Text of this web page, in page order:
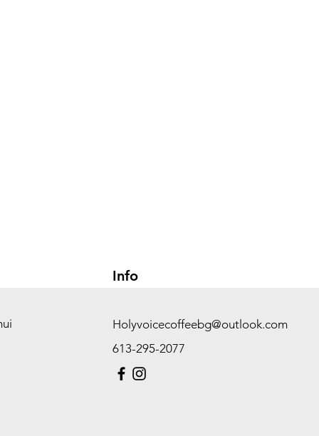
Info
Holyvoicecoffeebg@outlook.com
613-295-2077